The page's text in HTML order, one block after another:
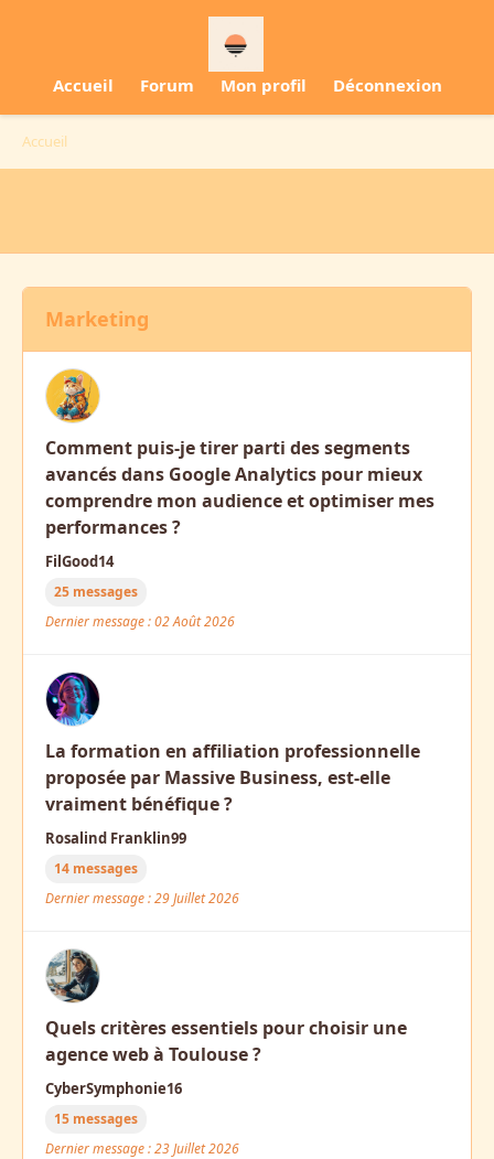
Accueil Forum Mon profil Déconnexion
Accueil
Marketing
Comment puis-je tirer parti des segments
avancés dans Google Analytics pour mieux
comprendre mon audience et optimiser mes
performances ?
FilGood14
25 messages
Dernier message : 02 Août 2026
La formation en affiliation professionnelle
proposée par Massive Business, est-elle
vraiment bénéfique ?
Rosalind Franklin99
14 messages
Dernier message : 29 Juillet 2026
Quels critères essentiels pour choisir une
agence web à Toulouse ?
CyberSymphonie16
15 messages
Dernier message : 23 Juillet 2026